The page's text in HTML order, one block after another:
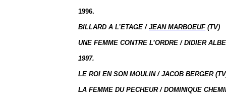
1996.
BILLARD A L’ETAGE /JEAN MARBOEUF(TV)
UNE FEMME CONTRE L’ORDRE / DIDIER
1997.
LE ROI EN SON MOULIN / JACOB BERGER
LA FEMME DU PECHEUR / DOMINIQUE